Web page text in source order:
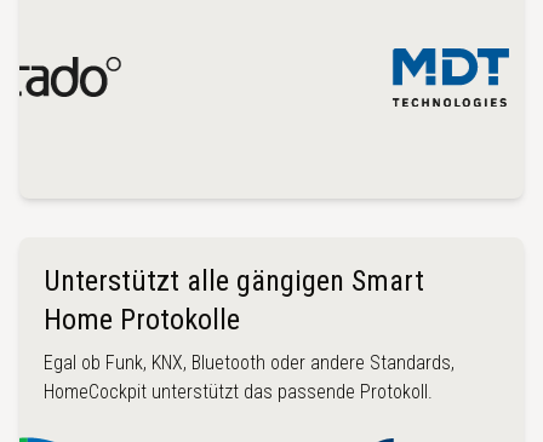
Unterstützt alle gängigen Smart
Home Protokolle
Egal ob Funk, KNX, Bluetooth oder andere Standards,
HomeCockpit unterstützt das passende Protokoll.